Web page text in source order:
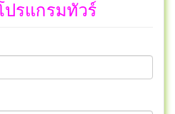
ปรแกรมทัวร์